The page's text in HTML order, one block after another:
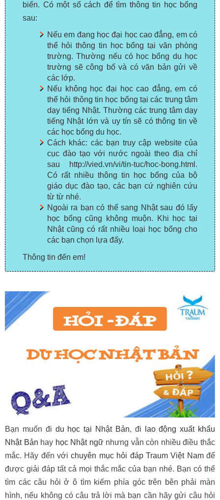
biến. Có một số cách để tìm thông tin học bổng
sau:
Nếu em đang học đại học cao đẳng, em có
thể hỏi thông tin học bổng tại văn phòng
trường. Thường nếu có học bổng du học
trường sẽ công bố và có văn bản gửi về
các lớp.
Nếu không học đại học cao đẳng, em có
thể hỏi thông tin học bổng tại các trung tâm
dạy tiếng Nhật. Thường các trung tâm dạy
tiếng Nhật lớn và uy tín sẽ có thông tin về
các học bổng du học.
Cách khác: các bạn truy cập website của
cục đào tạo với nước ngoài theo địa chỉ
sau http://vied.vn/vi/tin-tuc/hoc-bong.html.
Có rất nhiều thông tin học bổng của bộ
giáo dục đào tạo, các bạn cứ nghiên cứu
từ từ nhé.
Ngoài ra bạn có thể sang Nhật sau đó lấy
học bổng cũng không muộn. Khi học tại
Nhật cũng có rất nhiều loại học bổng cho
các bạn chọn lựa đấy.
Thông tin đến em!
Bạn muốn đi du học tại Nhật Bản, đi
lao động xuất khẩu
Nhật Bản hay học Nhật ngữnhưng vẫn còn nhiều điều thắc
mắc. Hãy đến vớichuyên mục hỏi đáp Traum Việt Namđể
được giải đáp tất cả mọi thắc mắc của bạn nhé. Bạn có thể
tìm các câu hỏi ở ô tìm kiếm phía góc trên bên phải màn
hình, nếu không có câu trả lời mà bạn cần hãy gửi câu hỏi